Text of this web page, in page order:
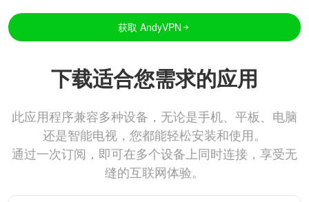
获取 AndyVPN
下载适合您需求的应用
此应用程序兼容多种设备，无论是手机、平板、电脑
还是智能电视，您都能轻松安装和使用。
通过一次订阅，即可在多个设备上同时连接，享受无
缝的互联网体验。